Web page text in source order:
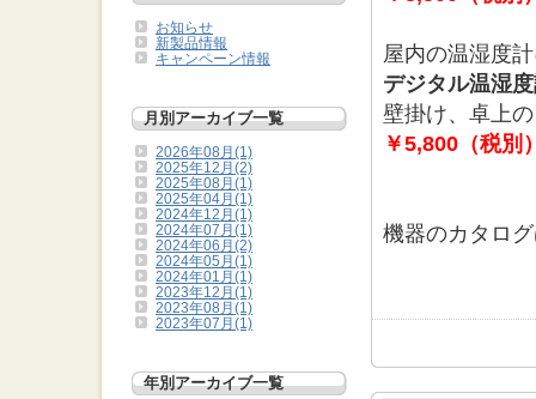
屋内の温湿度
デジタル温湿
壁掛け、卓上
￥5,800（税別
機器のカタ
お知らせ
新製品情報
キャンペーン情報
月別アーカイブ一覧
2026年08月(1)
2025年12月(2)
2025年08月(1)
2025年04月(1)
2024年12月(1)
2024年07月(1)
2024年06月(2)
2024年05月(1)
2024年01月(1)
2023年12月(1)
2023年08月(1)
2023年07月(1)
年別アーカイブ一覧